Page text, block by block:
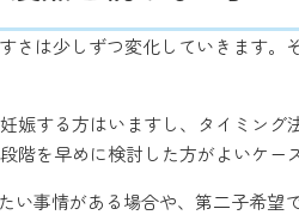
さは少しずつ変化していきます
娠する方はいますし、タイミン
階を早めに検討した方がよいケー
い事情がある場合や、第二子希